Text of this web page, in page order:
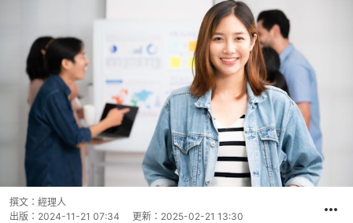
撰文： 經理人
出版： 2024-11-21 07:34 更新： 2025-02-21 13:30